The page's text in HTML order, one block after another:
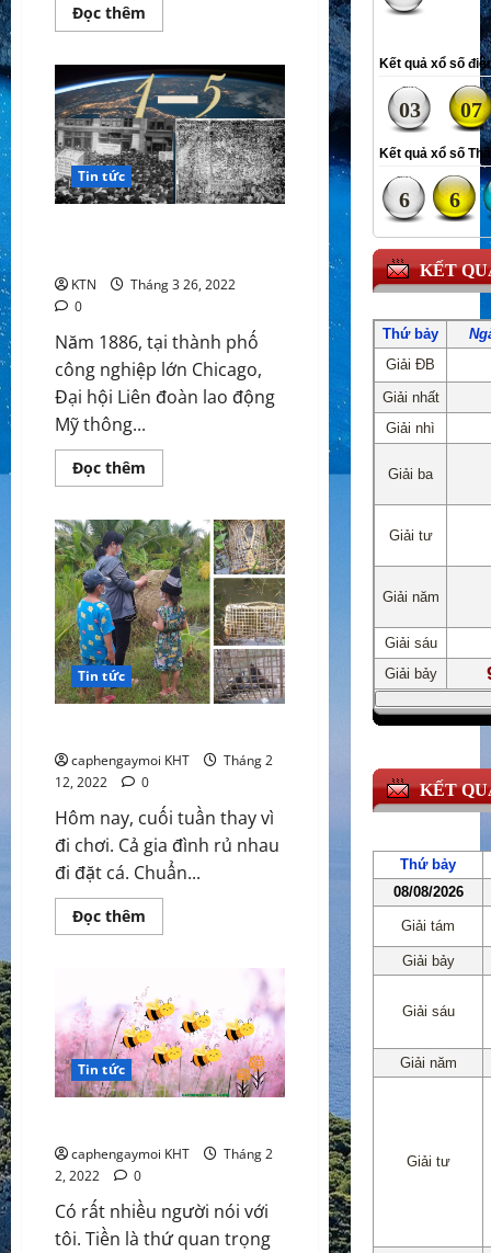
Đọc thêm
more
số
bản
vẽ
nhà
đẹp
Tin tức
KTN
Tháng 3 26, 2022
0
Năm 1886, tại thành phố
công nghiệp lớn Chicago,
Đại hội Liên đoàn lao động
Mỹ thông...
Đọc thêm
more
sử
ngày
Quốc
tế
Lao
động
1/5
Tin tức
caphengaymoi KHT
Tháng 2
12, 2022
0
Hôm nay, cuối tuần thay vì
đi chơi. Cả gia đình rủ nhau
đi đặt cá. Chuẩn...
Đọc thêm
more
cuối
tuần
đi
săn
cá
Tin tức
caphengaymoi KHT
Tháng 2
2, 2022
0
Có rất nhiều người nói với
tôi. Tiền là thứ quan trọng